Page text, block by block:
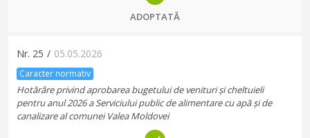
ADOPTATĂ
Nr. 25 / 05.05.2026
Caracter normativ
Hotărâre privind aprobarea bugetului de venituri și cheltuieli
pentru anul 2026 a Serviciului public de alimentare cu apă și de
canalizare al comunei Valea Moldovei